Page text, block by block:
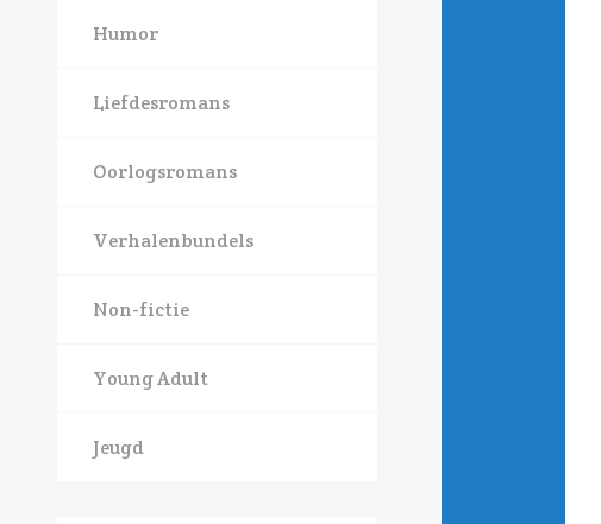
Humor
Liefdesromans
Oorlogsromans
Verhalenbundels
Non-fictie
Young Adult
Jeugd